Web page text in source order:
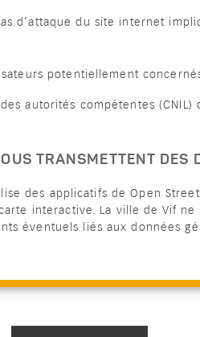
d’attaque du site internet
potentiellement
autorités compétentes (CNIL)
TRANSMETTENT DES
des applicatifs de Open
interactive. La ville de Vif
éventuels liés aux données